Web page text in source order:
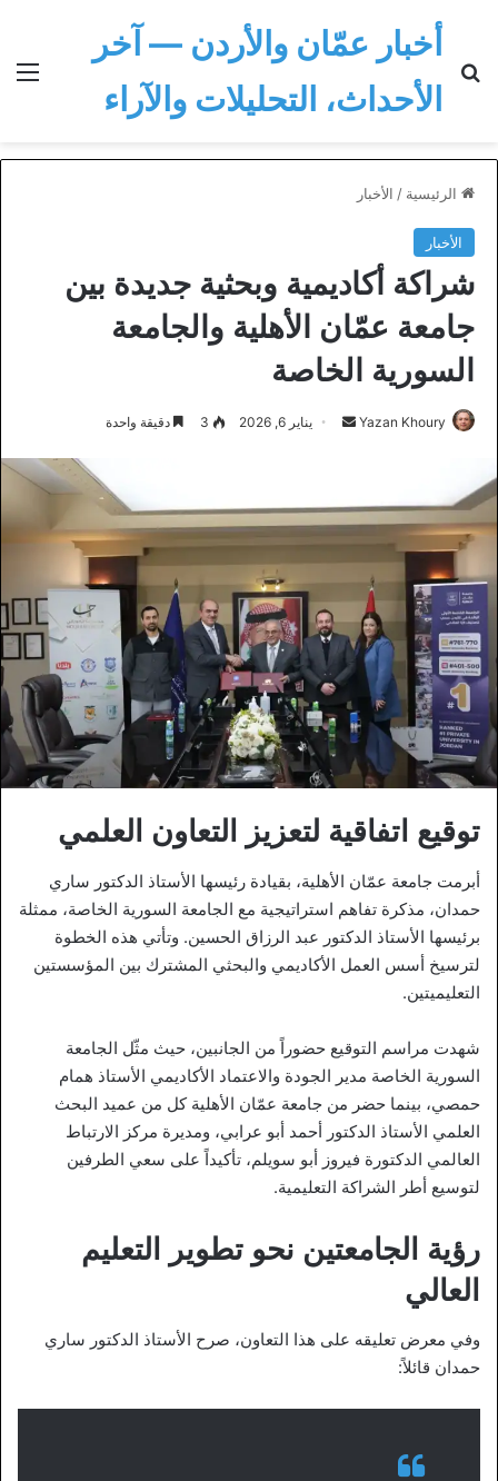
أخبار عمّان والأردن — آخر
الأحداث، التحليلات والآراء
الرئيسية / الأخبار
الأخبار
شراكة أكاديمية وبحثية جديدة بين
جامعة عمّان الأهلية والجامعة
السورية الخاصة
Yazan Khoury
أرسل يناير 6, 2026 3 دقيقة واحدة
توقيع اتفاقية لتعزيز التعاون العلمي
أبرمت جامعة عمّان الأهلية، بقيادة رئيسها الأستاذ الدكتور ساري
حمدان، مذكرة تفاهم استراتيجية مع الجامعة السورية الخاصة، ممثلة
برئيسها الأستاذ الدكتور عبد الرزاق الحسين. وتأتي هذه الخطوة
لترسيخ أسس العمل الأكاديمي والبحثي المشترك بين المؤسستين
التعليميتين.
شهدت مراسم التوقيع حضوراً من الجانبين، حيث مثّل الجامعة
السورية الخاصة مدير الجودة والاعتماد الأكاديمي الأستاذ همام
حمصي، بينما حضر من جامعة عمّان الأهلية كل من عميد البحث
العلمي الأستاذ الدكتور أحمد أبو عرابي، ومديرة مركز الارتباط
العالمي الدكتورة فيروز أبو سويلم، تأكيداً على سعي الطرفين
لتوسيع أطر الشراكة التعليمية.
رؤية الجامعتين نحو تطوير التعليم
العالي
وفي معرض تعليقه على هذا التعاون، صرح الأستاذ الدكتور ساري
حمدان قائلاً: